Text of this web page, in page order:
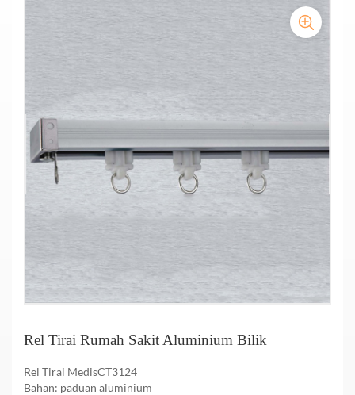
Rel Tirai Rumah Sakit Aluminium Bilik
Rel Tirai MedisCT3124
Bahan: paduan aluminium